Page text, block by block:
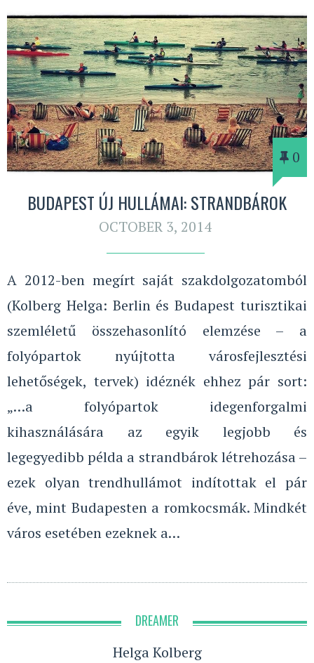
0
BUDAPEST ÚJ HULLÁMAI: STRANDBÁROK
OCTOBER 3, 2014
A 2012-ben megírt saját szakdolgozatomból
(Kolberg Helga: Berlin és Budapest turisztikai
szemléletű összehasonlító elemzése – a
folyópartok nyújtotta városfejlesztési
lehetőségek, tervek) idéznék ehhez pár sort:
„…a folyópartok idegenforgalmi
kihasználására az egyik legjobb és
legegyedibb példa a strandbárok létrehozása –
ezek olyan trendhullámot indítottak el pár
éve, mint Budapesten a romkocsmák. Mindkét
város esetében ezeknek a…
DREAMER
Helga Kolberg